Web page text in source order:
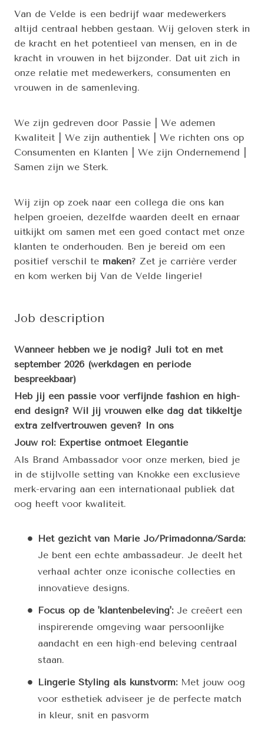
Van de Velde is een bedrijf waar medewerkers
altijd centraal hebben gestaan. Wij geloven sterk in
de kracht en het potentieel van mensen, en in de
kracht in vrouwen in het bijzonder. Dat uit zich in
onze relatie met medewerkers, consumenten en
vrouwen in de samenleving.
We zijn gedreven door Passie | We ademen
Kwaliteit | We zijn authentiek | We richten ons op
Consumenten en Klanten | We zijn Ondernemend |
Samen zijn we Sterk.
Wij zijn op zoek naar een collega die ons kan
helpen groeien, dezelfde waarden deelt en ernaar
uitkijkt om samen met een goed contact met onze
klanten te onderhouden. Ben je bereid om een
positief verschil te maken? Zet je carrière verder
en kom werken bij Van de Velde lingerie!
Job description
Wanneer hebben we je nodig? Juli tot en met
september 2026 (werkdagen en periode
bespreekbaar)
Heb jij een passie voor verfijnde fashion en high-
end design? Wil jij vrouwen elke dag dat tikkeltje
extra zelfvertrouwen geven? In ons
Jouw rol: Expertise ontmoet Elegantie
Als Brand Ambassador voor onze merken, bied je
in de stijlvolle setting van Knokke een exclusieve
merk-ervaring aan een internationaal publiek dat
oog heeft voor kwaliteit.
Het gezicht van Marie Jo/Primadonna/Sarda:
Je bent een echte ambassadeur. Je deelt het
verhaal achter onze iconische collecties en
innovatieve designs.
Focus op de 'klantenbeleving': Je creëert een
inspirerende omgeving waar persoonlijke
aandacht en een high-end beleving centraal
staan.
Lingerie Styling als kunstvorm: Met jouw oog
voor esthetiek adviseer je de perfecte match
in kleur, snit en pasvorm